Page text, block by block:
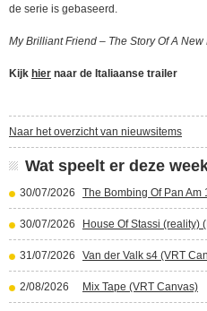
de serie is gebaseerd.
My Brilliant Friend – The Story Of A New
Kijk hier naar de Italiaanse trailer
Naar het overzicht van nieuwsitems
Wat speelt er deze
30/07/2026 The Bombing Of Pan Am
30/07/2026 House Of Stassi (reality)
31/07/2026 Van der Valk s4 (VRT
2/08/2026 Mix Tape (VRT Canvas)